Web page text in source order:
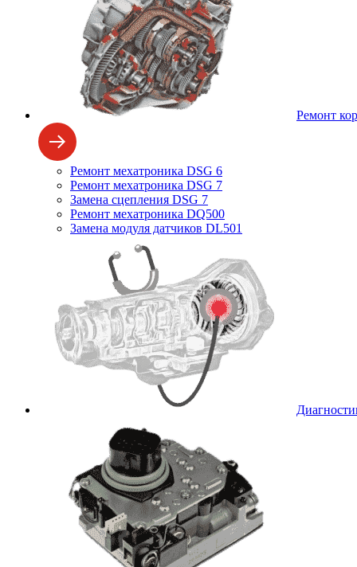
Ремонт
Ремонт мехатроника DSG 6
Ремонт мехатроника DSG 7
Замена сцепления DSG 7
Ремонт мехатроника DQ500
Замена модуля датчиков DL501